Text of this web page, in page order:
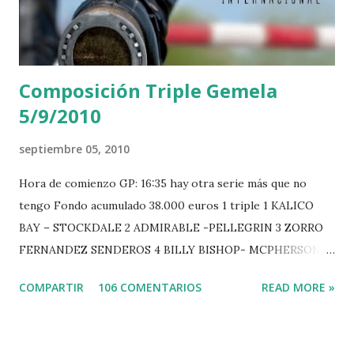
e
n
t
a
i
o
Composición Triple Gemela
5/9/2010
septiembre 05, 2010
Hora de comienzo GP: 16:35 hay otra serie más que no
tengo Fondo acumulado 38.000 euros 1 triple 1 KALICO
BAY – STOCKDALE 2 ADMIRABLE -PELLEGRIN 3 ZORRO
FERNANDEZ SENDEROS 4 BILLY BISHOP- MCPHERSON 5
-EPAILLARD 7 GIG AMAI M WHITAKER 8 SILVANA DU
COMPARTIR 106 COMENTARIOS READ MORE »